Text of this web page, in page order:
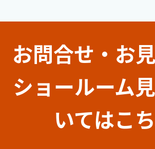
お問合せ・お
ショールーム
いてはこ